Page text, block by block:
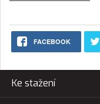
FACEBOOK
Ke stažení